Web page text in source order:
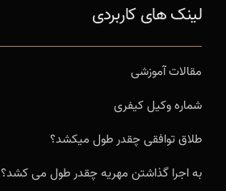
لینک های کاربردی
مقالات آموزشی
شماره وکیل کیفری
طلاق توافقی چقدر طول میکشد؟
به اجرا گذاشتن مهریه چقدر طول می کشد؟